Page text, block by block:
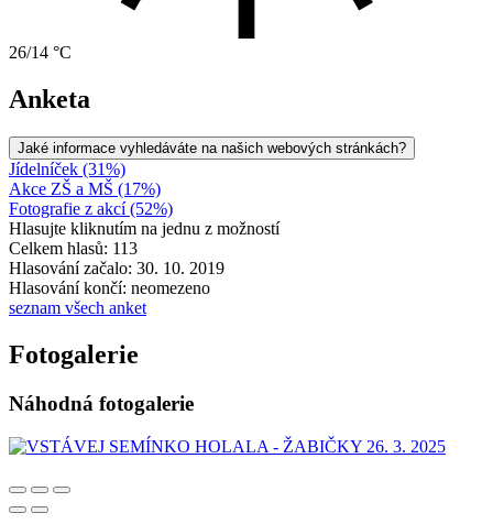
26/14 °C
Anketa
Jaké informace vyhledáváte na našich webových stránkách?
Jídelníček (31%)
Akce ZŠ a MŠ (17%)
Fotografie z akcí (52%)
Hlasujte kliknutím na jednu z možností
Celkem hlasů: 113
Hlasování začalo: 30. 10. 2019
Hlasování končí: neomezeno
seznam všech anket
Fotogalerie
Náhodná fotogalerie